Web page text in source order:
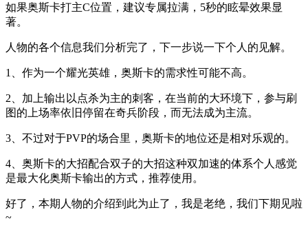
如果奥斯卡打主C位置，建议专属拉满，5秒的眩晕效果显
著。
人物的各个信息我们分析完了，下一步说一下个人的见解。
1、作为一个耀光英雄，奥斯卡的需求性可能不高。
2、加上输出以点杀为主的刺客，在当前的大环境下，参与刷
图的上场率依旧停留在奇兵阶段，而无法成为主流。
3、不过对于PVP的场合里，奥斯卡的地位还是相对乐观的。
4、奥斯卡的大招配合双子的大招这种双加速的体系个人感觉
是最大化奥斯卡输出的方式，推荐使用。
好了，本期人物的介绍到此为止了，我是老绝，我们下期见啦
~